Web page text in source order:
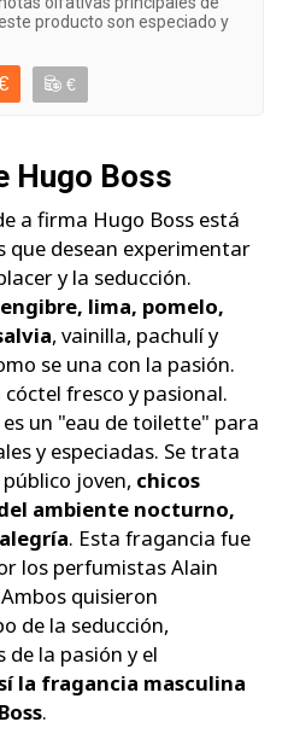
producto son especiado y
€
Hugo Boss
a firma Hugo Boss está
que desean experimentar
y la seducción.
lima, pomelo,
, vainilla, pachulí y
se una con la pasión.
fresco y pasional.
un "eau de toilette" para
y especiadas. Se trata
joven, chicos
ambiente nocturno,
. Esta fragancia fue
los perfumistas Alain
quisieron
de la seducción,
la pasión y el
la fragancia masculina
.